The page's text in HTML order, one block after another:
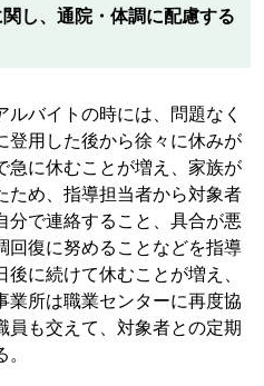
し、通院・体調に配慮する
ルバイトの時には、問題なく
登用した後から徐々に休みが
急に休むことが増え、家族が
ため、指導担当者から対象者
分で連絡すること、具合が悪
回復に努めることなどを指導
に続けて休むことが増え、
業所は職業センターに再度協
員も交えて、対象者との定期